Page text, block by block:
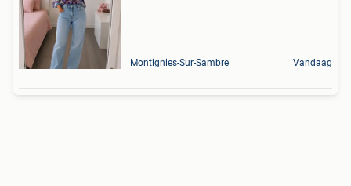
Montignies-Sur-Sambre Vandaag